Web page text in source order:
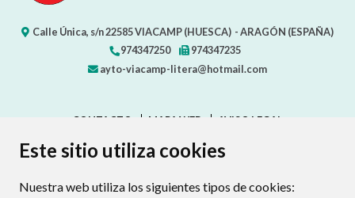
Este sitio utiliza cookies
Nuestra web utiliza los siguientes tipos de cookies:
Calle Única, s/n22585VIACAMP (HUESCA) - ARAGÓN (ESPAÑA)
974347250
974347235
ayto-viacamp-litera@hotmail.com
CONTACTO MAPA WEB
AVISO LEGAL
PROTECCIÓN DE DATOS
POLÍTICA DE COOKIES